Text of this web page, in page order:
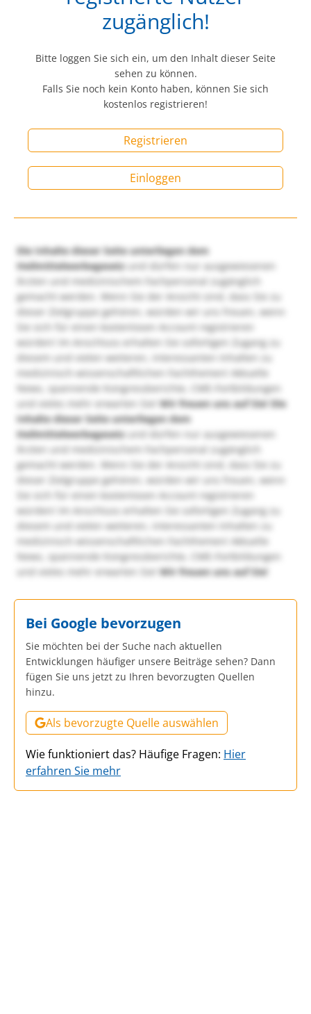
zugänglich!
Bitte loggen Sie sich ein, um den Inhalt dieser Seite
sehen zu können.
Falls Sie noch kein Konto haben, können Sie sich
kostenlos registrieren!
Registrieren
Einloggen
Die Inhalte dieser Seite unterliegen dem
Heilmittelwerbegesetzund dürfen nur ausgewiesenen
Ärzten und medizinischem Fachpersonal zugänglich
gemacht werden. Wenn Sie der Ansicht sind, dass Sie zu
dieser Zielgruppe gehören, würden wir uns freuen, wenn
Sie sich für einen kostenlosen Account registrieren
würden! Im Anschluss erhalten Sie sofortigen Zugang zu
diesem und vielen weiteren, interessanten Inhalten zu
medizinisch-wissenschaftlichen Fachthemen! Aktuelle
News, spannende Kongressberichte, CME-Fortbildungen
und vieles mehr erwarten Sie!Wir freuen uns auf Sie! Die
Inhalte dieser Seite unterliegen dem
Heilmittelwerbegesetzund dürfen nur ausgewiesenen
Ärzten und medizinischem Fachpersonal zugänglich
gemacht werden. Wenn Sie der Ansicht sind, dass Sie zu
dieser Zielgruppe gehören, würden wir uns freuen, wenn
Sie sich für einen kostenlosen Account registrieren
würden! Im Anschluss erhalten Sie sofortigen Zugang zu
diesem und vielen weiteren, interessanten Inhalten zu
medizinisch-wissenschaftlichen Fachthemen! Aktuelle
News, spannende Kongressberichte, CME-Fortbildungen
und vieles mehr erwarten Sie!Wir freuen uns auf Sie!
Bei Google bevorzugen
Sie möchten bei der Suche nach aktuellen
Entwicklungen häufiger unsere Beiträge sehen? Dann
fügen Sie uns jetzt zu Ihren bevorzugten Quellen
hinzu.
Als bevorzugte Quelle auswählen
Wie funktioniert das? Häufige Fragen: Hier
erfahren Sie mehr